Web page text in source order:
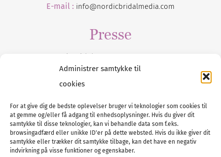
Administrer samtykke til
cookies
For at give dig de bedste oplevelser bruger vi teknologier som cookies til
at gemme og/eller få adgang til enhedsoplysninger. Hvis du giver dit
samtykke til disse teknologier, kan vi behandle data som f.eks.
browsingadfærd eller unikke ID'er på dette websted. Hvis du ikke giver dit
samtykke eller trækker dit samtykke tilbage, kan det have en negativ
indvirkning på visse funktioner og egenskaber.
E-mail : info@nordicbridalmedia.com
Presse
Tilmeld dig vores
Tel :89 88 13 90
E-post:info@nordicbridalmedia.com
Nordic Bridal Media